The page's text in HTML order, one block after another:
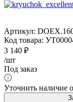
Артикул:
Код товара:
3 140 ₽
/шт
Под заказ
Уточнить наличие